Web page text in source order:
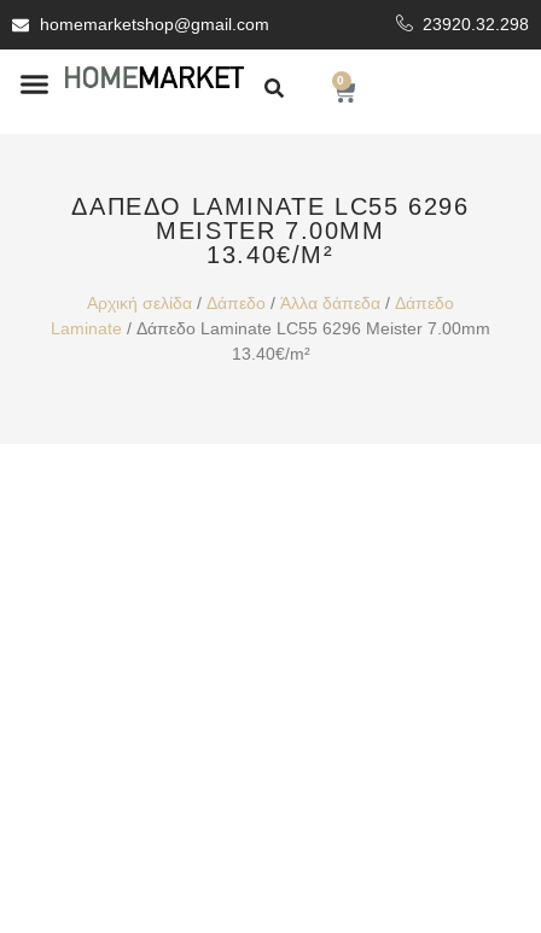
homemarketshop@gmail.com 23920.32.298
0
ΔΆΠΕΔΟ LAMINATE LC55 6296
MEISTER 7.00MM
13.40€/M²
Αρχική σελίδα / Δάπεδο / Άλλα δάπεδα / Δάπεδο
Laminate / Δάπεδο Laminate LC55 6296 Meister 7.00mm
13.40€/m²